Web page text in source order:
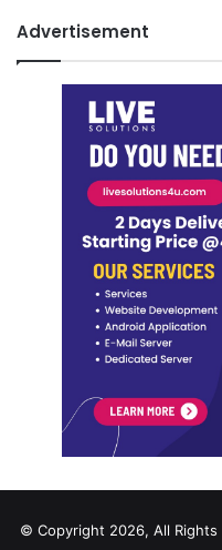
Advertisement
© Copyright 2026, All